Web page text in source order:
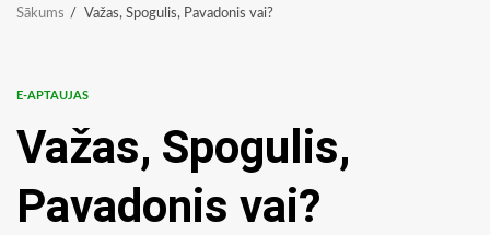
Sākums Važas, Spogulis, Pavadonis vai?
E-APTAUJAS
Važas, Spogulis,
Pavadonis vai?